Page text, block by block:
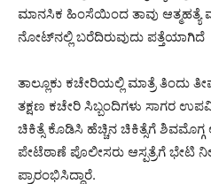
ಮಾನಸಿಕ ಹಿಂಸೆಯಿಂದ ತಾವು ಆತ್ಮಹತ್ಯೆ
ನೋಟ್‌ನಲ್ಲಿ ಬರೆದಿರುವುದು ಪತ್ತೆಯಾಗಿದೆ
ತಾಲ್ಲೂಕು ಕಚೇರಿಯಲ್ಲಿ ಮಾತ್ರೆ ತಿಂದು
ತಕ್ಷಣ ಕಚೇರಿ ಸಿಬ್ಬಂದಿಗಳು ಸಾಗರ
ಚಿಕಿತ್ಸೆ ಕೊಡಿಸಿ ಹೆಚ್ಚಿನ ಚಿಕಿತ್ಸೆಗೆ
ಪೇಟೆಠಾಣೆ ಪೊಲೀಸರು ಆಸ್ಪತ್ರೆಗೆ ಭೇಟಿ
ಪ್ರಾರಂಭಿಸಿದ್ದಾರೆ.